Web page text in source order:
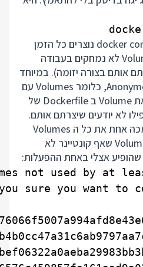
בעבודה עם דוקר ו docker compose נוצרים כל הזמן
Volumes, אבל אותם Volumes לא נמחקים בעבודה
אותם בצורה יזומה). במיוחד
מעצבנים ה Anonymous Volumes, כלומר Volumes עם
שם אקראי שנוצרים מהוראת Volume ב Dockerfile של
לא יודעים שיצרתם אותם.
הפקודה prune מוחקת במכה אחת את כל ה Volumes
שאינם בשימוש, כלומר Volumes שאף קונטיינר לא
אצלי באחת ההפעלות: